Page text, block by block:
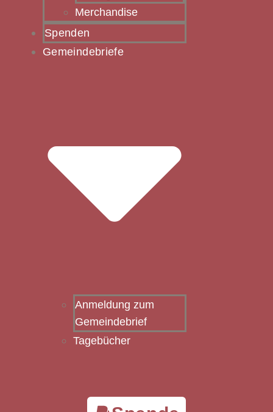
Merchandise
Spenden
Gemeindebriefe
Anmeldung zum
Gemeindebrief
Tagebücher